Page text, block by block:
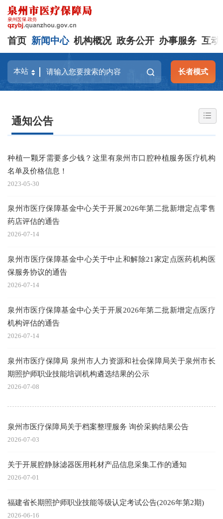
首页 新闻中心 机构概况 政务公开 办事服务 互动
长者模式
通知公告
种植一颗牙需要多少钱？这里有泉州市口腔种植服务医疗机构
名单及价格信息！
2023-05-30
泉州市医疗保障基金中心关于开展2026年第二批新增定点零售
药店评估的通告
2026-07-14
泉州市医疗保障基金中心关于中止和解除21家定点医药机构医
保服务协议的通告
2026-07-14
泉州市医疗保障基金中心关于开展2026年第二批新增定点医疗
机构评估的通告
2026-07-14
泉州市医疗保障局 泉州市人力资源和社会保障局关于泉州市长
期照护师职业技能培训机构遴选结果的公示
2026-07-08
泉州市医疗保障局关于档案整理服务 询价采购结果公告
2026-07-03
关于开展腔静脉滤器医用耗材产品信息采集工作的通知
2026-07-01
福建省长期照护师职业技能等级认定考试公告(2026年第2期)
2026-06-16